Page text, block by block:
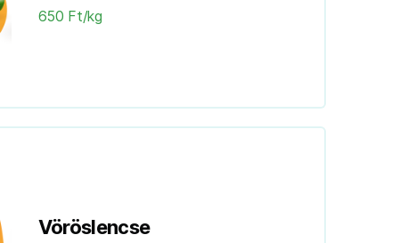
650 Ft/kg
Vöröslencse